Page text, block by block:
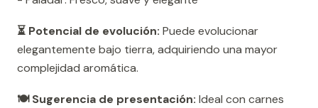
⏳ Potencial de evolución: Puede evolucionar
elegantemente bajo tierra, adquiriendo una mayor
complejidad aromática.
🍽️ Sugerencia de presentación: Ideal con carnes